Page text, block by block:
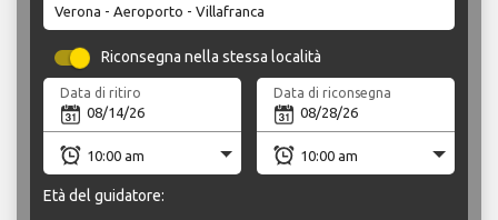
Riconsegna nella stessa località
Data di ritiro Data di riconsegna
Età del guidatore: